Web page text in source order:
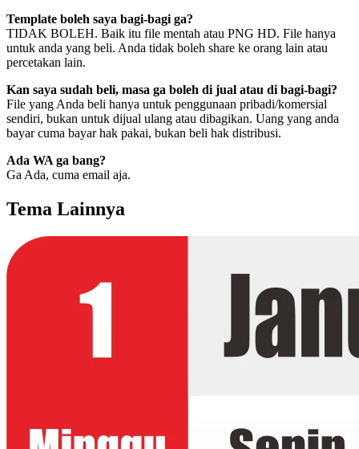
Template boleh saya bagi-bagi ga?
TIDAK BOLEH. Baik itu file mentah atau PNG HD. File hanya
untuk anda yang beli. Anda tidak boleh share ke orang lain atau
percetakan lain.
Kan saya sudah beli, masa ga boleh di jual atau di bagi-bagi?
File yang Anda beli hanya untuk penggunaan pribadi/komersial
sendiri, bukan untuk dijual ulang atau dibagikan. Uang yang anda
bayar cuma bayar hak pakai, bukan beli hak distribusi.
Ada WA ga bang?
Ga Ada, cuma email aja.
Tema Lainnya